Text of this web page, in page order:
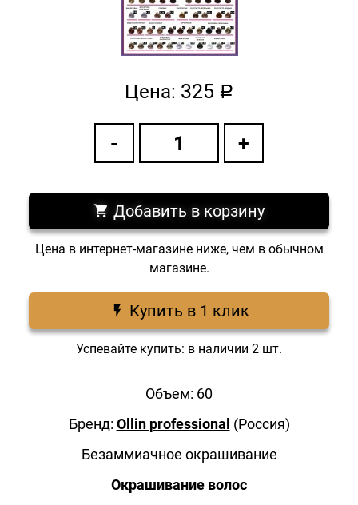
Цена: 325 a
Добавить в корзину
Цена в интернет-магазине ниже, чем в обычном
магазине.
Купить в 1 клик
Успевайте купить: в наличии 2 шт.
Объем: 60
Бренд: Ollin professional (Россия)
Безаммиачное окрашивание
Окрашивание волос